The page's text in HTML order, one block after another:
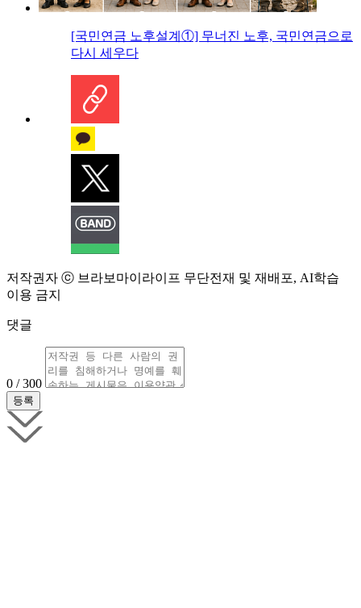
[국민연금 노후설계①] 무너진 노후, 국민연금으로
다시 세우다
저작권자 ⓒ 브라보마이라이프 무단전재 및 재배포, AI학습
이용 금지
댓글
0 / 300